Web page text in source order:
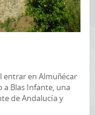
entrar en Almuñécar
a Blas Infante, una
de Andalucía y